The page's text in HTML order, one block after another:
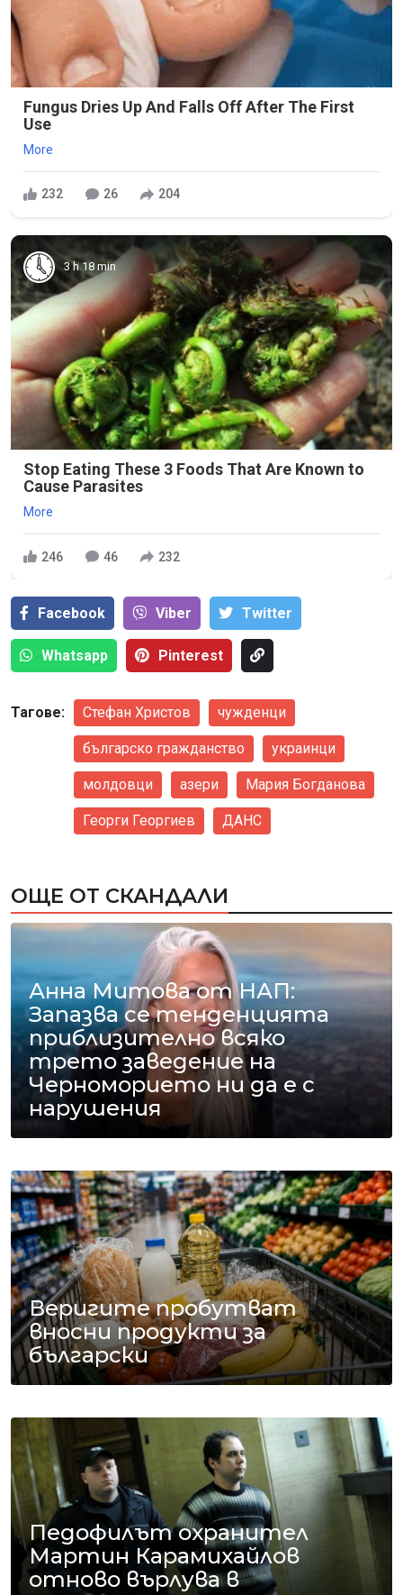
Fungus Dries Up And Falls Off After The First
Use
More
232 26 204
3 h 18 min
Stop Eating These 3 Foods That Are Known to
Cause Parasites
More
246 46 232
Facebook Viber Тwitter
Whatsapp Pinterest
Тагове: Стефан Христов чужденци
българско гражданство украинци
молдовци азери Мария Богданова
Георги Георгиев ДАНС
ОЩЕ ОТ СКАНДАЛИ
Анна Митова от НАП:
Запазва се тенденцията
приблизително всяко
трето заведение на
Черноморието ни да е с
нарушения
Веригите пробутват
вносни продукти за
български
Педофилът охранител
Мартин Карамихайлов
отново върлува в